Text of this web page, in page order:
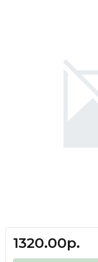
1320.00р.